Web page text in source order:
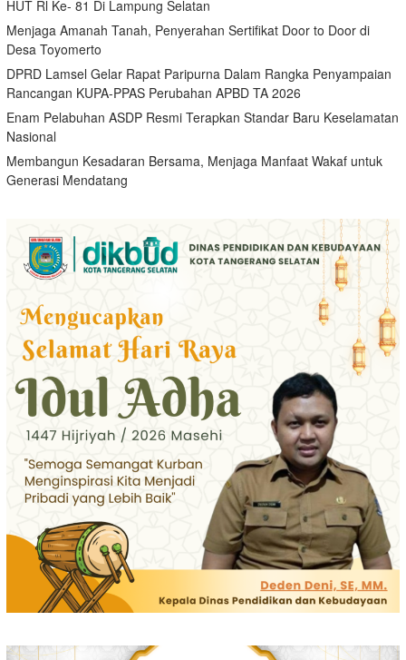
HUT Rl Ke- 81 Di Lampung Selatan
Menjaga Amanah Tanah, Penyerahan Sertifikat Door to Door di
Desa Toyomerto
DPRD Lamsel Gelar Rapat Paripurna Dalam Rangka Penyampaian
Rancangan KUPA-PPAS Perubahan APBD TA 2026
Enam Pelabuhan ASDP Resmi Terapkan Standar Baru Keselamatan
Nasional
Membangun Kesadaran Bersama, Menjaga Manfaat Wakaf untuk
Generasi Mendatang